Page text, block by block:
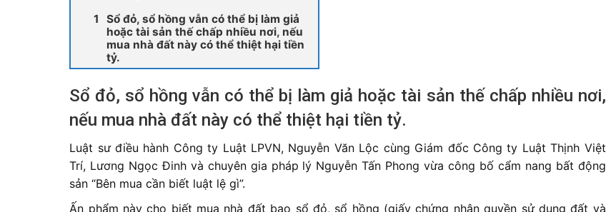
Sổ đỏ, sổ hồng vẫn có thể bị làm giả
hoặc tài sản thế chấp nhiều nơi, nếu
mua nhà đất này có thể thiệt hại tiền
tỷ.
Sổ đỏ, sổ hồng vẫn có thể bị làm giả hoặc tài sản thế chấp nhiều nơi,
nếu mua nhà đất này có thể thiệt hại tiền tỷ.
Luật sư điều hành Công ty Luật LPVN, Nguyễn Văn Lộc cùng Giám đốc Công ty Luật Thịnh Việt
Trí, Lương Ngọc Đinh và chuyên gia pháp lý Nguyễn Tấn Phong vừa công bố cẩm nang bất động
sản “Bên mua cần biết luật lệ gì”.
Ấn phẩm này cho biết mua nhà đất bao sổ đỏ, sổ hồng (giấy chứng nhận quyền sử dụng đất và